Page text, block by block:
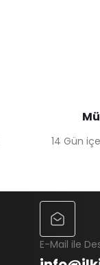
14 Gün
E-Mail ile